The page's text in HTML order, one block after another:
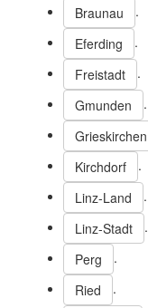
Braunau
.
Eferding
.
Freistadt
.
Gmunden
.
Grieskirchen
Kirchdorf
.
Linz-Land
.
Linz-Stadt
.
Perg
.
Ried
.